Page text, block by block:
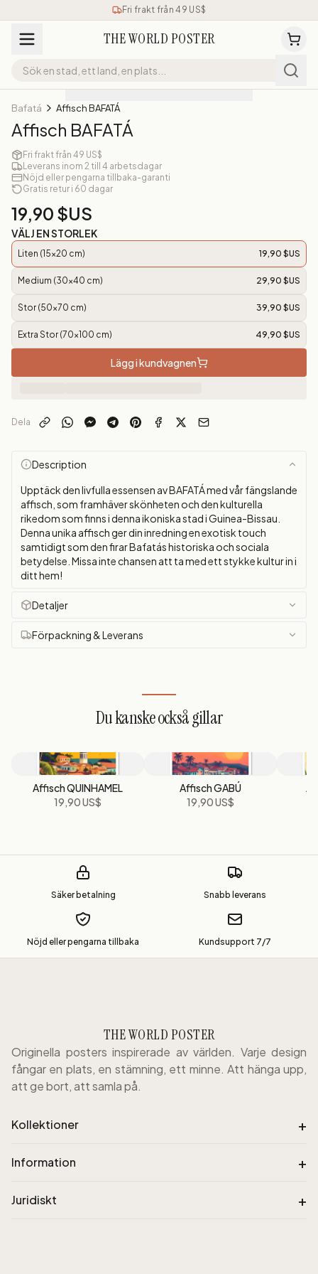
Fri frakt från 49 US$
THE WORLD POSTER
Bafatá Affisch BAFATÁ
Affisch BAFATÁ
Fri frakt från 49 US$
Leverans inom 2 till 4 arbetsdagar
Nöjd eller pengarna tillbaka-garanti
Gratis retur i 60 dagar
19,90 $US
VÄLJ EN STORLEK
Liten (15x20 cm) 19,90 $US
Medium (30x40 cm) 29,90 $US
Stor (50x70 cm) 39,90 $US
Extra Stor (70x100 cm) 49,90 $US
Lägg i kundvagnen
Dela
Description
Upptäck den livfulla essensen av BAFATÁ med vår fängslande
affisch, som framhäver skönheten och den kulturella
rikedom som finns i denna ikoniska stad i Guinea-Bissau.
Denna unika affisch ger din inredning en exotisk touch
samtidigt som den firar Bafatás historiska och sociala
betydelse. Missa inte chansen att ta med ett stykke kultur in i
ditt hem!
Detaljer
Förpackning & Leverans
Du kanske också gillar
Affisch QUINHAMEL
19,90 US$
Affisch GABÚ
19,90 US$
Säker betalning Snabb leverans
Nöjd eller pengarna tillbaka Kundsupport 7/7
THE WORLD POSTER
Originella posters inspirerade av världen. Varje design
fångar en plats, en stämning, ett minne. Att hänga upp,
att ge bort, att samla på.
Kollektioner +
Information +
Juridiskt +